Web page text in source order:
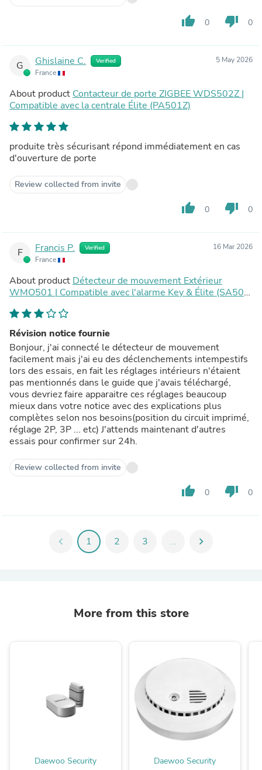
thumb_up 0 thumb_down 0
G Ghislaine C. Verified
France
5 May 2026
About product Contacteur de porte ZIGBEE WDS502Z |
Compatible avec la centrale Élite (PA501Z)
produite très sécurisant répond immédiatement en cas
d'ouverture de porte
Review collected from invite
thumb_up 0 thumb_down 0
F Francis P. Verified
France
16 Mar 2026
About product Détecteur de mouvement Extérieur
WMO501 | Compatible avec l'alarme Key & Élite (SA501
Révision notice fournie
Bonjour, j'ai connecté le détecteur de mouvement
facilement mais j'ai eu des déclenchements intempestifs
lors des essais, en fait les réglages intérieurs n'étaient
pas mentionnés dans le guide que j'avais téléchargé,
vous devriez faire apparaitre ces réglages beaucoup
mieux dans votre notice avec des explications plus
complètes selon nos besoins(position du circuit imprimé,
réglage 2P, 3P ... etc) J'attends maintenant d'autres
essais pour confirmer sur 24h.
Review collected from invite
thumb_up 0 thumb_down 0
chevron_left 1 2 3 ... chevron_right
More from this store
Daewoo Security Daewoo Security